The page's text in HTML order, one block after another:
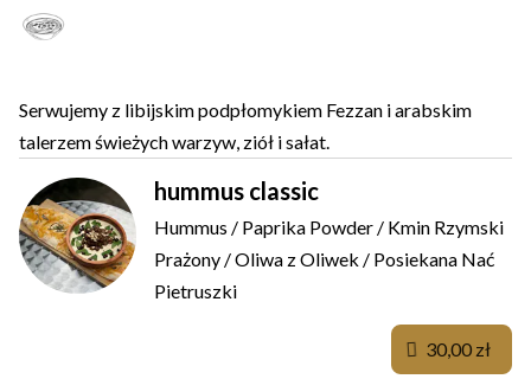
Serwujemy z libijskim podpłomykiem Fezzan i arabskim
talerzem świeżych warzyw, ziół i sałat.
hummus classic
Hummus / Paprika Powder / Kmin Rzymski
Prażony / Oliwa z Oliwek / Posiekana Nać
Pietruszki